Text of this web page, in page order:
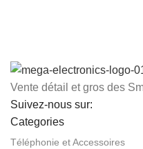
Vente détail et gros des
Suivez-nous sur:
Categories
Téléphonie et Accessoires